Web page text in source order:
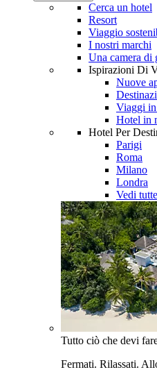
Cerca un hotel
Resort
Viaggio
I nostri marchi
Una camera di
Ispirazioni Di
Nuove
Viaggi
Hotel in
Hotel Per
Parigi
Roma
Milano
Londra
Vedi
Tutto ciò che devi
Fermati. Rilassati.